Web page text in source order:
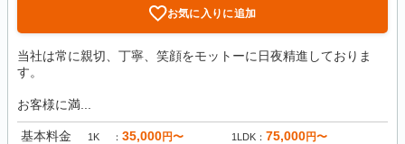
お気に入りに追加
当社は常に親切、丁寧、笑顔をモットーに日夜精進しておりま
す。
お客様に満...
基本料金 1K 35,000円〜 1LDK 75,000円〜